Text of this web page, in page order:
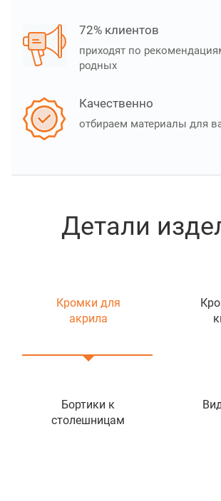
72% клиентов
приходят по
родных
Качественно
отбираем материалы для
Детали
Кромки для
акрила
Бортики к
столешницам